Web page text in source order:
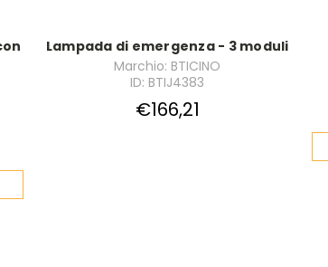
Lampada di emergenza - 3 moduli
Marchio: BTICINO
ID: BTIJ4383
€166,21